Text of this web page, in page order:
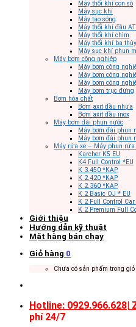
Máy thổi khí con sò
Máy sục khí
Máy tạo sóng
Máy thổi khí đầu AT
Máy thổi khí chìm
Máy thổi khí ba thùy
Máy sục khí phun
Máy bơm công nghiệp
Máy bơm công
Máy bơm công
Máy bơm công
Máy bơm trục đứng
Bơm hóa chất
Bơm axit đầu nhựa
Bơm axit đầu inox
Máy bơm đài phun nước
Máy bơm đài phun
Máy bơm đài phun
Máy rửa xe – Máy phun
Karcher K5 EU
K4 Full Control *EU
K 3.450 *KAP
K 2.420 *KAP
K 2.360 *KAP
K 2 Basic OJ * EU
K 2 Full Control Car
K 2 Premium Full
Giới thiệu
Hướng dẫn kỹ thuật
Mặt hàng bán chạy
Giỏ hàng 0
Chưa có sản phẩm trong
Hotline: 0929.966.628|
phí 24/7